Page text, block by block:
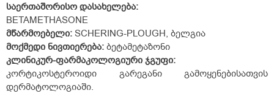
საერთაშორისო დასახელება:
BETAMETHASONE
მწარმოებელი: SCHERING-PLOUGH, ბელგია
მოქმედი ნივთიერება: ბეტამეტაზონი
კლინიკურ-ფარმაკოლოგიური ჯგუფი:
კორტიკოსტეროიდი გარეგანი გამოყენებისათვის
დერმატოლოგიაში.